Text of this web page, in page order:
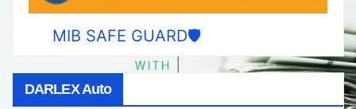
MIB SAFE GUARD🛡️
DARLEX Auto